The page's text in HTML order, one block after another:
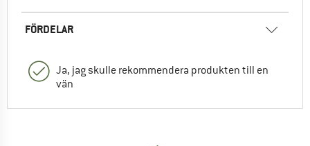
FÖRDELAR
Ja, jag skulle rekommendera produkten till en
vän